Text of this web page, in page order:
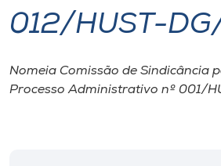
I.nova
Diplomados
012/HUST-
Nomeia Comissão de Sindicância
Processo Administrativo nº 001/